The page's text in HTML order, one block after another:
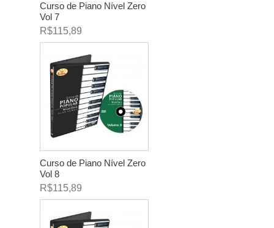
Curso de Piano Nível Zero
Vol 7
R$115,89
Curso de Piano Nível Zero
Vol 8
R$115,89